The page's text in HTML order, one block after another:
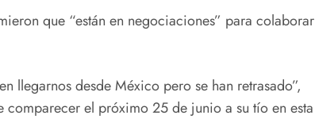
que “están en negociaciones” para colaborar
llegarnos desde México pero se han retrasado”,
comparecer el próximo 25 de junio a su tío en esta